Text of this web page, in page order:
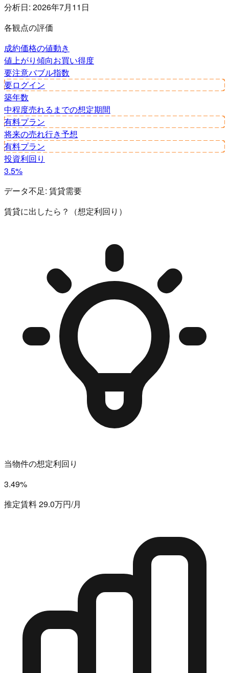
分析日: 2026年7月11日
各観点の評価
成約価格の値動き
値上がり傾向お買い得度
要注意バブル指数
要ログイン
築年数
中程度売れるまでの想定期間
有料プラン
将来の売れ行き予想
有料プラン
投資利回り
3.5%
データ不足: 賃貸需要
賃貸に出したら？（想定利回り）
当物件の想定利回り
3.49%
推定賃料 29.0万円/月